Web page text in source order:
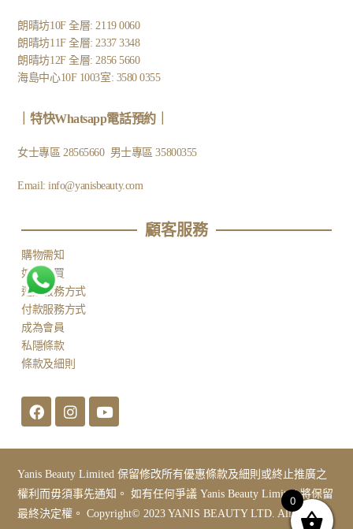
朗晴坊10F 全層: 2119 0060
朗晴坊11F 全層: 2337 3348
朗晴坊12F 全層: 2856 5660
海島中心10F 1003室: 3580 0355
特快Whatsapp電話預約｜
女士專區28565660 男士專區35800355
Email:info@yanisbeauty.com
顧客服務​
購物需知
如何購買
運送服務方式
付款服務方式
成為會員
私隱條款
條款及細則
Yanis Beauty Limited 保留修改所有優惠條款及細則或終止推廣之
權利而毋須事先通知。 如有任何爭議 Yanis Beauty Limited 將保留
最終決定權。 Copyright© 2023 YANIS BEAUTY LTD. All Rights
0